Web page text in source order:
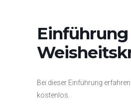
Bei dieser Einführung
kostenlos.